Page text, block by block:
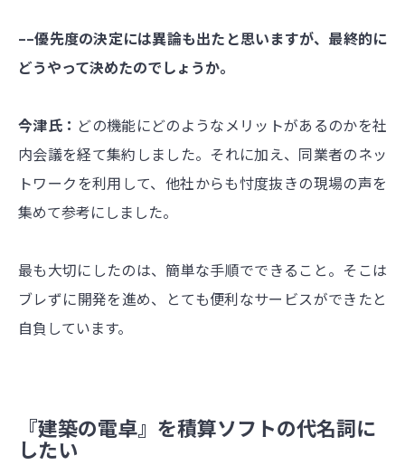
––優先度の決定には異論も出たと思いますが、最終的に
どうやって決めたのでしょうか。
今津氏： どの機能にどのようなメリットがあるのかを社
内会議を経て集約しました。それに加え、同業者のネッ
トワークを利用して、他社からも忖度抜きの現場の声を
集めて参考にしました。
最も大切にしたのは、簡単な手順でできること。そこは
ブレずに開発を進め、とても便利なサービスができたと
自負しています。
『建築の電卓』を積算ソフトの代名詞に
したい